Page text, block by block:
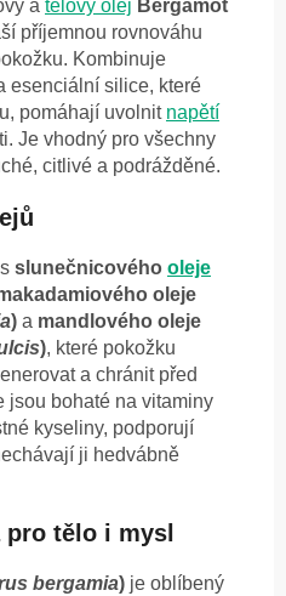
a tělový olej Bergamot
příjemnou rovnováhu
Kombinuje
esenciální silice, které
pomáhají uvolnit napětí
Je vhodný pro všechny
citlivé a podrážděné.
slunečnicového oleje
oleje
) a mandlového oleje
), které pokožku
a chránit před
jsou bohaté na vitaminy
kyseliny, podporují
ji hedvábně
tělo i mysl
bergamia) je oblíbený